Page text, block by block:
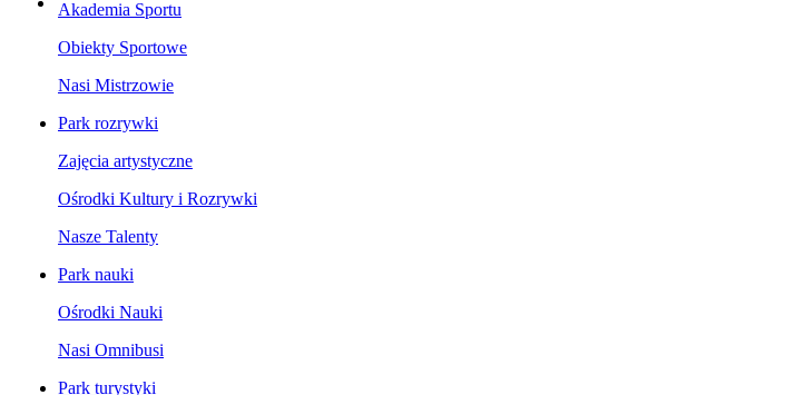
Akademia Sportu
Obiekty Sportowe
Nasi Mistrzowie
Park rozrywki
Zajęcia artystyczne
Ośrodki Kultury i Rozrywki
Nasze Talenty
Park nauki
Ośrodki Nauki
Nasi Omnibusi
Park turystyki